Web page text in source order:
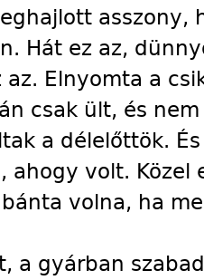
asszony,
Hát ez az,
Elnyomta a
csak ült, és
a délelőttök.
ahogy volt.
volna, ha
a gyárban